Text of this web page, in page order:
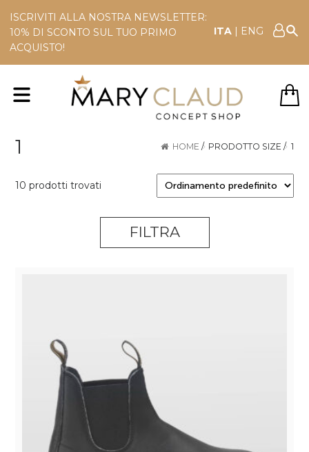
ISCRIVITI ALLA NOSTRA NEWSLETTER:
10% DI SCONTO SUL TUO PRIMO
ACQUISTO!
ITA | ENG
1 HOME / PRODOTTO SIZE / 1
10 prodotti trovati
FILTRA